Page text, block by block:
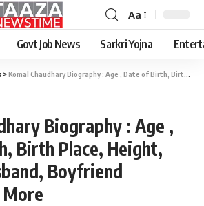
Font
Resizer
Aa
Govt Job News Sarkri Yojna
>Komal Chaudhary Biography : Age , Date of Birth, Birth Place, Height, Weight, Husband, Boyfriend Networth & More
Biography : Age ,
Birth Place, Height,
Boyfriend